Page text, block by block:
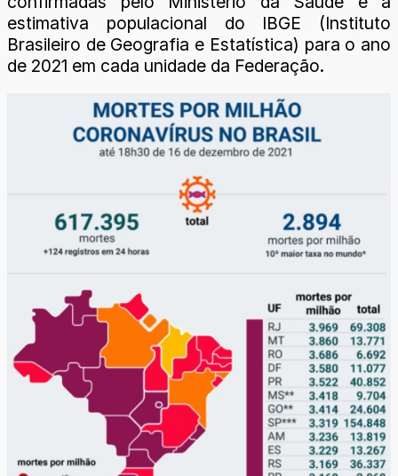
estimativa populacional do IBGE (Instituto
Brasileiro de Geografia e Estatística) para o ano
de 2021 em cada unidade da Federação.